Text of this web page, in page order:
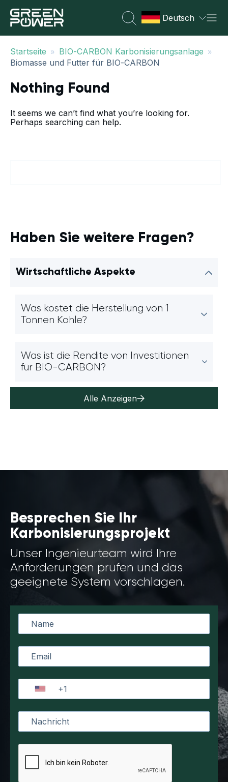
Deutsch
Startseite » BIO-CARBON Karbonisierungsanlage »
Biomasse und Futter für BIO-CARBON
Nothing Found
It seems we can’t find what you’re looking for.
Perhaps searching can help.
Haben Sie weitere Fragen?
Wirtschaftliche Aspekte
Was kostet die Herstellung von 1
Tonnen Kohle?
Was ist die Rendite von Investitionen
für BIO-CARBON?
Alle Anzeigen
Besprechen Sie Ihr
Karbonisierungsprojekt
Unser Ingenieurteam wird Ihre
Anforderungen prüfen und das
geeignete System vorschlagen.